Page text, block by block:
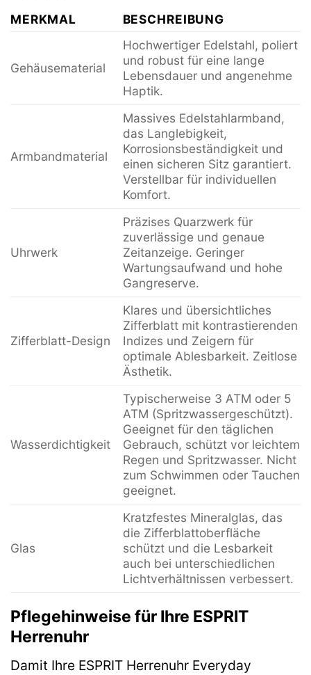
MERKMAL BESCHREIBUNG
Gehäusematerial
Hochwertiger Edelstahl, poliert
und robust für eine lange
Lebensdauer und angenehme
Haptik.
Armbandmaterial
Massives Edelstahlarmband,
das Langlebigkeit,
Korrosionsbeständigkeit und
einen sicheren Sitz garantiert.
Verstellbar für individuellen
Komfort.
Uhrwerk
Präzises Quarzwerk für
zuverlässige und genaue
Zeitanzeige. Geringer
Wartungsaufwand und hohe
Gangreserve.
Zifferblatt-Design
Klares und übersichtliches
Zifferblatt mit kontrastierenden
Indizes und Zeigern für
optimale Ablesbarkeit. Zeitlose
Ästhetik.
Wasserdichtigkeit
Typischerweise 3 ATM oder 5
ATM (Spritzwassergeschützt).
Geeignet für den täglichen
Gebrauch, schützt vor leichtem
Regen und Spritzwasser. Nicht
zum Schwimmen oder Tauchen
geeignet.
Glas
Kratzfestes Mineralglas, das
die Zifferblattoberfläche
schützt und die Lesbarkeit
auch bei unterschiedlichen
Lichtverhältnissen verbessert.
Pflegehinweise für Ihre ESPRIT
Herrenuhr
Damit Ihre ESPRIT Herrenuhr Everyday